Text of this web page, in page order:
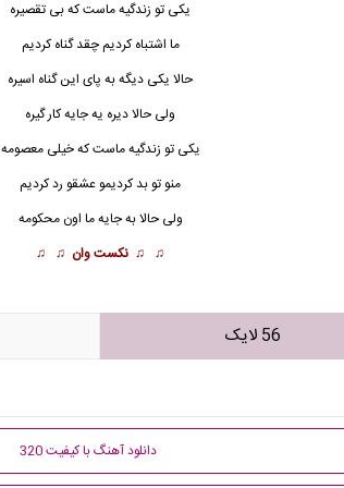
یکی تو زندگیه ماست که بی تقصیره
ما اشتباه کردیم چقد گناه کردیم
حالا یکی دیگه به پای این گناه اسیره
ولی حالا دیره یه جایه کار گیره
یکی تو زندگیه ماست که خیلی معصومه
منو تو بد کردیمو عشقو رد کردیم
ولی حالا به جایه ما اون محکومه
♫ ♫ نکست وان ♫ ♫
56 لایک
دانلود آهنگ با کیفیت 320